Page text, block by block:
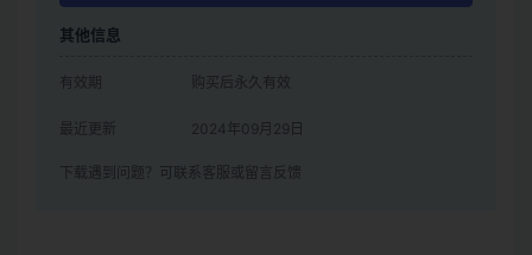
其他信息
有效期 购买后永久有效
最近更新 2024年09月29日
下载遇到问题？可联系客服或留言反馈